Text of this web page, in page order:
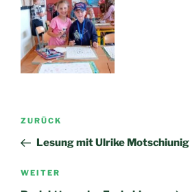
Beitragsnavigation
Vorheriger
Beitrag
ZURÜCK
Lesung mit Ulrike Motschiunig
Nächster
WEITER